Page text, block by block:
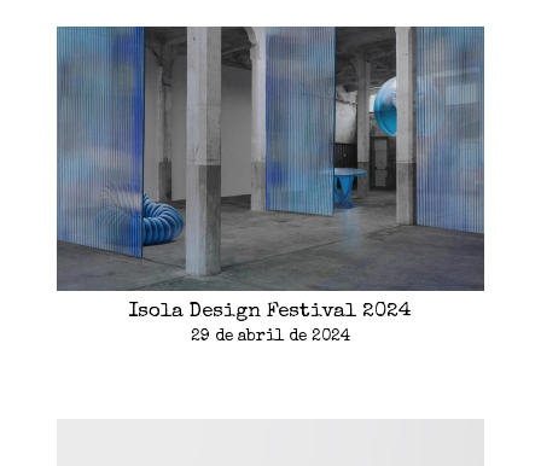
Isola Design Festival 2024
29 de abril de 2024